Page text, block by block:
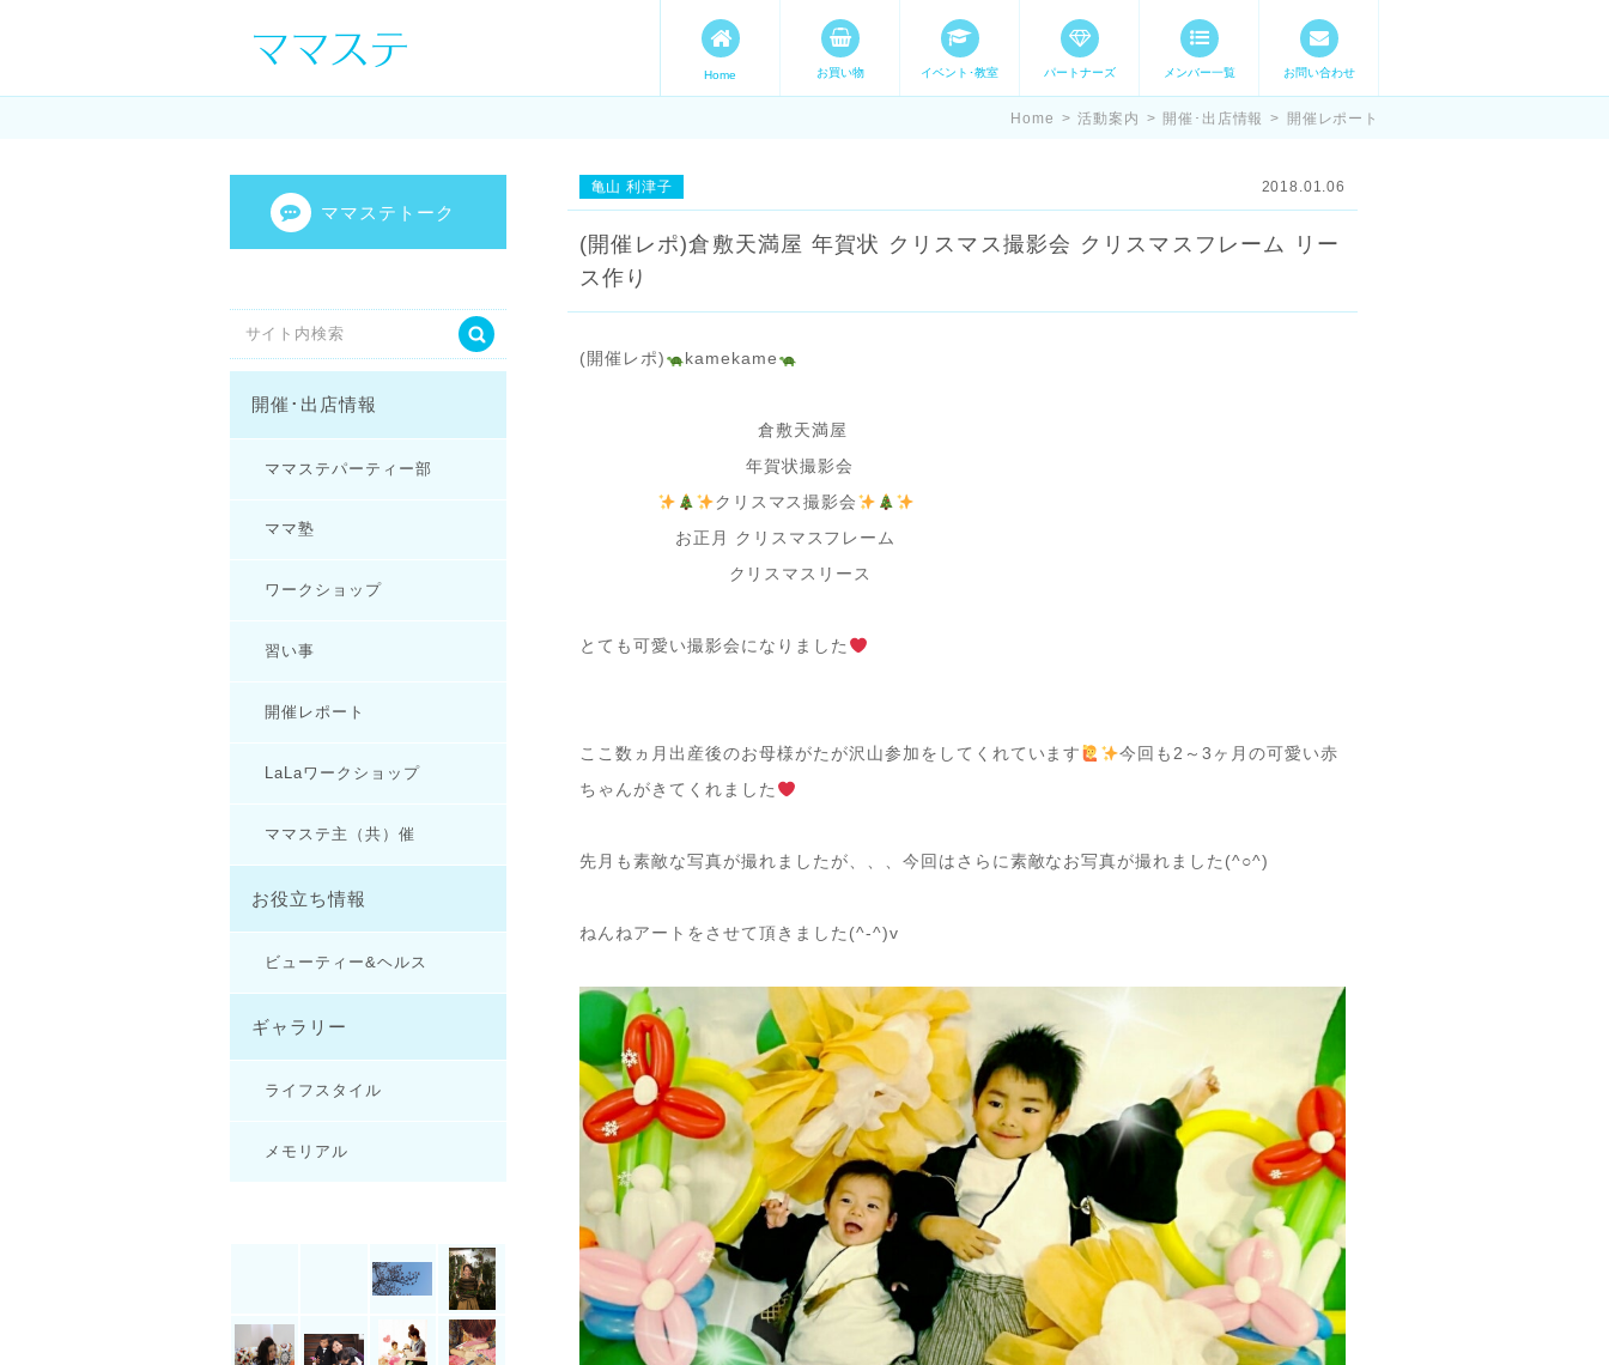
ママの才能発信します。 手づくり表現ステージ ママステ スキル・
Home お買い物 イベント･教室 パートナーズ メンバー一覧 お問い合わせ
Home > 活動案内 > 開催･出店情報 > 開催レポート
亀山 利津子 2018.01.06
(開催レポ)倉敷天満屋 年賀状 クリスマス撮影会 クリスマスフレーム リー
ス作り
(開催レポ) kamekame
倉敷天満屋
年賀状撮影会
クリスマス撮影会
お正月 クリスマスフレーム
クリスマスリース
とても可愛い撮影会になりました
ここ数ヵ月出産後のお母様がたが沢山参加をしてくれています
今回も2～3ヶ月の可愛い赤
ちゃんがきてくれました
先月も素敵な写真が撮れましたが、、、今回はさらに素敵なお写真が撮れました(^○^)
ねんねアートをさせて頂きました(^-^)v
ママステトーク
開催･出店情報
ママステパーティー部
ママ塾
ワークショップ
習い事
開催レポート
LaLaワークショップ
ママステ主（共）催
お役立ち情報
ビューティー&ヘルス
ギャラリー
ライフスタイル
メモリアル